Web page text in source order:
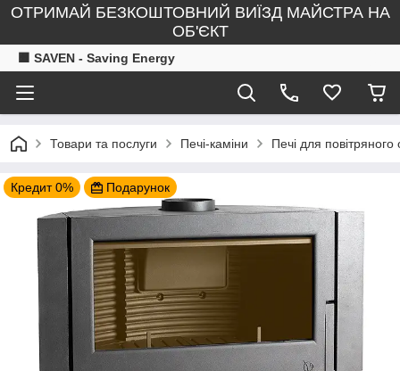
ОТРИМАЙ БЕЗКОШТОВНИЙ ВИЇЗД МАЙСТРА НА
ОБ'ЄКТ
🟧 SAVEN - Saving Energy
Товари та послуги Печі-каміни Печі для
Кредит 0% Подарунок